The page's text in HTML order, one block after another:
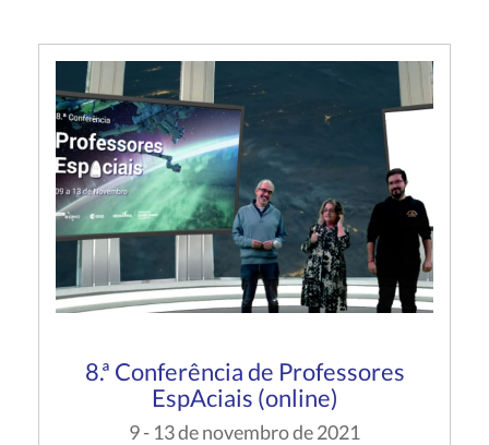
8.ª Conferência de Professores
EspAciais (online)
9 - 13 de novembro de 2021